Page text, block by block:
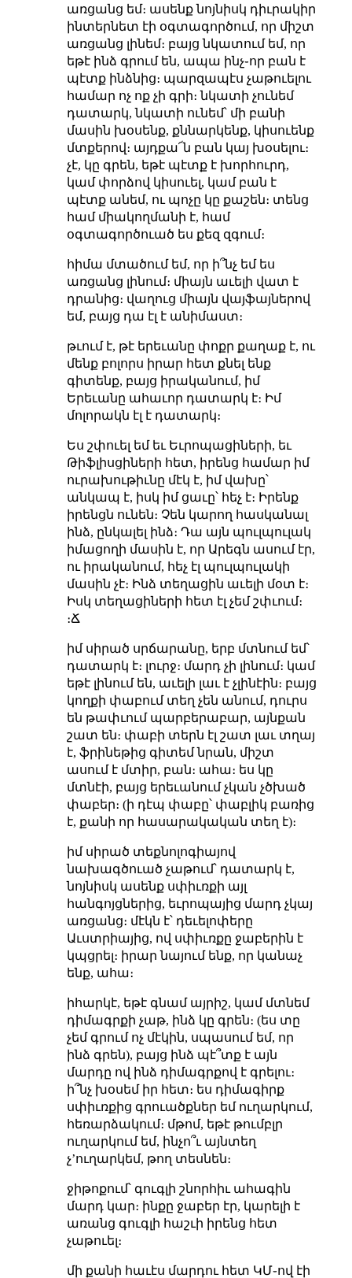
առցանց եմ։ ասենք նոյնիսկ դիւրակիր
ինտերնետ էի օգտագործում, որ միշտ
առցանց լինեմ։ բայց նկատում եմ, որ
եթէ ինձ գրում են, ապա ինչ֊որ բան է
պէտք ինձնից։ պարզապէս չաթուելու
համար ոչ ոք չի գրի։ նկատի չունեմ
դատարկ, նկատի ունեմ՝ մի բանի
մասին խօսենք, քննարկենք, կիսուենք
մտքերով։ այդքա՜ն բան կայ խօսելու։
չէ, կը գրեն, եթէ պէտք է խորհուրդ,
կամ փորձով կիսուել, կամ բան է
պէտք անեմ, ու պոչը կը քաշեն։ տենց
համ միակողմանի է, համ
օգտագործուած ես քեզ զգում։
հիմա մտածում եմ, որ ի՞նչ եմ ես
առցանց լինում։ միայն աւելի վատ է
դրանից։ վաղուց միայն վայֆայներով
եմ, բայց դա էլ է անիմաստ։
թւում է, թէ երեւանը փոքր քաղաք է, ու
մենք բոլորս իրար հետ քնել ենք
գիտենք, բայց իրականում, իմ
Երեւանը ահաւոր դատարկ է։ Իմ
մոլորակն էլ է դատարկ։
Ես շփուել եմ եւ Եւրոպացիների, եւ
Թիֆլիսցիների հետ, իրենց համար իմ
ուրախութիւնը մէկ է, իմ վախը՝
անկապ է, իսկ իմ ցաւը՝ հեչ է։ Իրենք
իրենցն ունեն։ Չեն կարող հասկանալ
ինձ, ընկալել ինձ։ Դա այն պուլպուլակ
իմացողի մասին է, որ Արեգն ասում էր,
ու իրականում, հեչ էլ պուլպուլակի
մասին չէ։ Ինձ տեղացին աւելի մօտ է։
Իսկ տեղացիների հետ էլ չեմ շփւում։
։Ճ
իմ սիրած սրճարանը, երբ մտնում եմ՝
դատարկ է։ լուրջ։ մարդ չի լինում։ կամ
եթէ լինում են, աւելի լաւ է չլինէին։ բայց
կողքի փաբում տեղ չեն անում, դուրս
են թափւում պարբերաբար, այնքան
շատ են։ փաբի տերն էլ շատ լաւ տղայ
է, ֆրինեթից գիտեմ նրան, միշտ
ասում է մտիր, բան։ ահա։ ես կը
մտնէի, բայց երեւանում չկան չծխած
փաբեր։ (ի դէպ փաբը՝ փաբլիկ բառից
է, քանի որ հասարակական տեղ է)։
իմ սիրած տեքնոլոգիայով
նախագծուած չաթում՝ դատարկ է,
նոյնիսկ ասենք սփիւռքի այլ
հանգոյցներից, եւրոպայից մարդ չկայ
առցանց։ մէկն է՝ դեւելոփերը
Աւստրիայից, ով սփիւռքը ջաբերին է
կպցրել։ իրար նայում ենք, որ կանաչ
ենք, ահա։
իհարկէ, եթէ գնամ այրիշ, կամ մտնեմ
դիմագրքի չաթ, ինձ կը գրեն։ (ես տը
չեմ գրում ոչ մէկին, սպասում եմ, որ
ինձ գրեն), բայց ինձ պէ՞տք է այն
մարդը ով ինձ դիմագրքով է գրելու։
ի՞նչ խօսեմ իր հետ։ ես դիմագիրք
սփիւռքից գրուածքներ եմ ուղարկում,
հեռարձակում։ մթոմ, եթէ թումբլր
ուղարկում եմ, ինչո՞ւ այնտեղ
չʼուղարկեմ, թող տեսնեն։
ջիթոքում՝ գուգլի շնորհիւ ահագին
մարդ կար։ ինքը ջաբեր էր, կարելի է
առանց գուգլի հաշւի իրենց հետ
չաթուել։
մի քանի հաւէս մարդու հետ ԿՄ֊ով էի